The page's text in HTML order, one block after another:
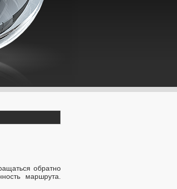
обратно
маршрута.